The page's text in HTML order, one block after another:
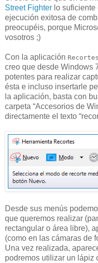
Street Fighter lo
ejecución exitosa de
preocupéis, porque
vosotros ;)
Con la aplicación Recortes
creo que desde Windows
potentes para realizar
ésta e incluso insertarle
la aplicación, basta con
carpeta “Accesorios de
directamente el texto
Desde sus menús
que queremos realizar
rectangular o área libre),
(como en las cámaras de
Una vez realizada,
podremos utilizar un lápiz